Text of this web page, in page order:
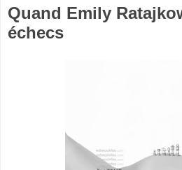
Quand Emily
échecs